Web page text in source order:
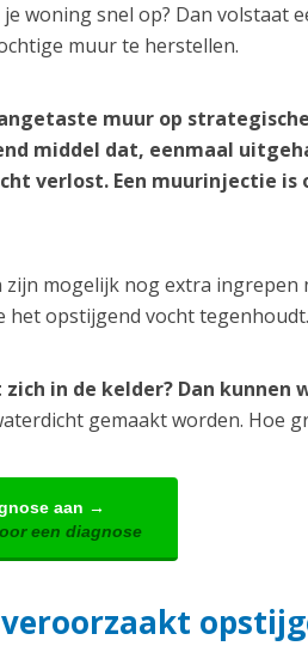
woning snel op? Dan volstaat
muur te herstellen.
muur op
middel dat, eenmaal
verlost. Een muurinjectie
mogelijk nog extra ingrepen
opstijgend vocht
in de kelder? Dan kunnen
gemaakt worden. Hoe
aan →
een diagnose